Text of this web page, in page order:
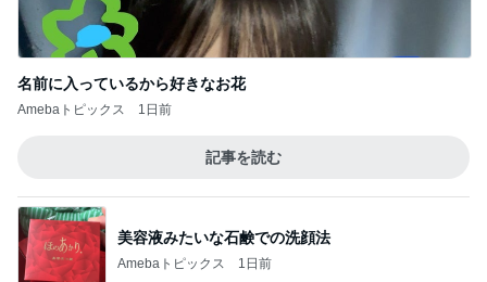
名前に入っているから好きなお花
Amebaトピックス 1日前
記事を読む
美容液みたいな石鹸での洗顔法
Amebaトピックス 1日前